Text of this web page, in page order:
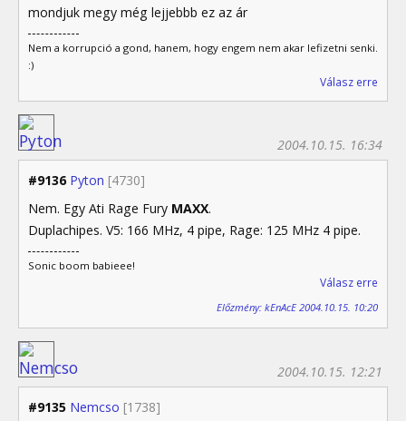
mondjuk megy még lejjebbb ez az ár
Nem a korrupció a gond, hanem, hogy engem nem akar lefizetni senki.
:)
Válasz erre
#9136 Pyton [4730]
2004.10.15. 16:34
Nem. Egy Ati Rage Fury MAXX.
Duplachipes. V5: 166 MHz, 4 pipe, Rage: 125 MHz 4 pipe.
Sonic boom babieee!
Válasz erre
Előzmény: kEnAcE 2004.10.15. 10:20
#9135 Nemcso [1738]
2004.10.15. 12:21